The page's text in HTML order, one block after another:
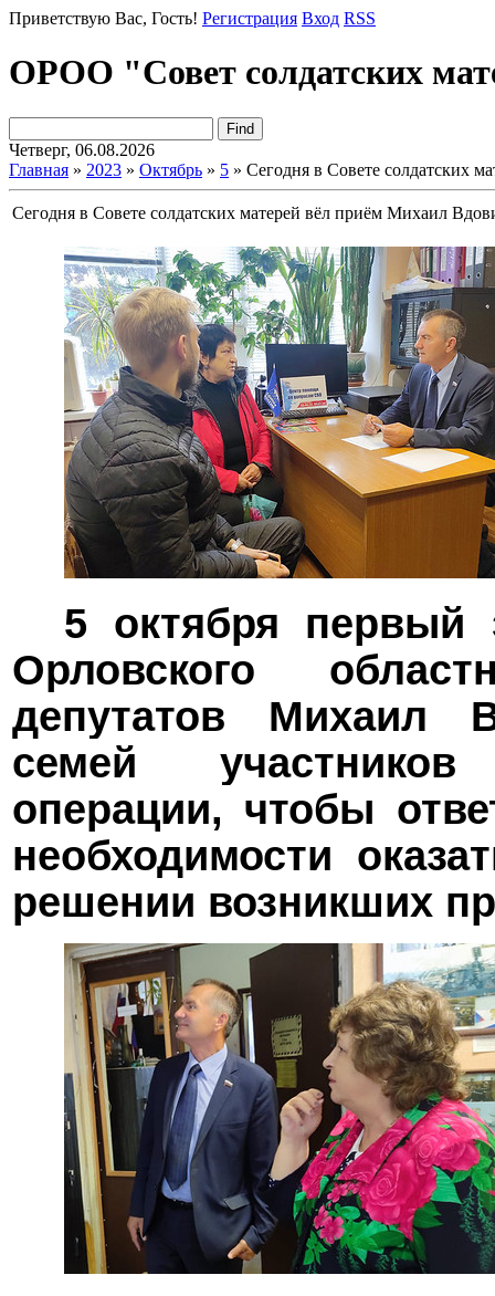
Приветствую Вас, Гость! Регистрация Вход RSS
ОРОО "Совет солдатских
Четверг, 06.08.2026
Главная » 2023 » Октябрь » 5 » Сегодня в Совете солдатских
Сегодня в Совете солдатских матерей вёл приём Михаил
5 октября первый
Орловского
депутатов Михаил
семей
операции, чтобы
необходимости
решении возникших